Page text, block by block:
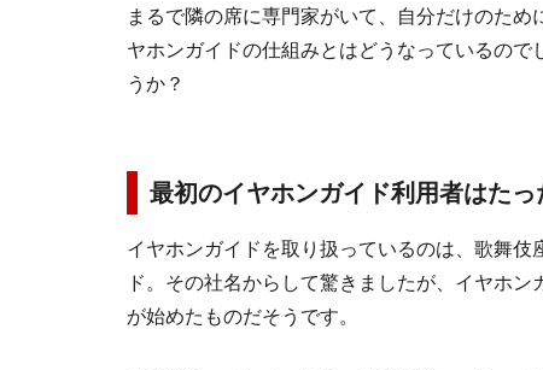
まるで隣の席に専門家がいて、自分だけのた
ヤホンガイドの仕組みとはどうなっているの
うか？
最初のイヤホンガイド利用者はたっ
イヤホンガイドを取り扱っているのは、歌舞
ド。その社名からして驚きましたが、イヤホ
が始めたものだそうです。